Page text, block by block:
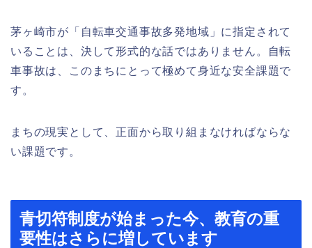
茅ヶ崎市が「自転車交通事故多発地域」に指定されて
いることは、決して形式的な話ではありません。自転
車事故は、このまちにとって極めて身近な安全課題で
す。
まちの現実として、正面から取り組まなければならな
い課題です。
青切符制度が始まった今、教育の重
要性はさらに増しています